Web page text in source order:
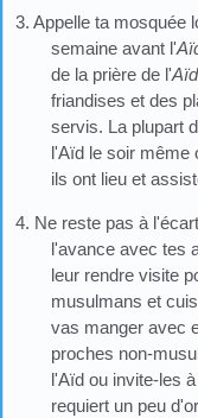
3. Appelle ta mosquée
semaine avant l'
de la prière de l'
friandises et des
servis. La plupart
l'Aïd le soir même
ils ont lieu et
4. Ne reste pas à
l'avance avec tes
leur rendre visite
musulmans et
vas manger avec
proches non-
l'Aïd ou invite-les
requiert un peu